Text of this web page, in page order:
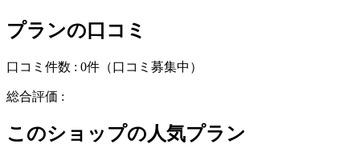
プランの口コミ
口コミ件数 : 0件 （口コミ募集中）
総合評価 :
このショップの人気プラン